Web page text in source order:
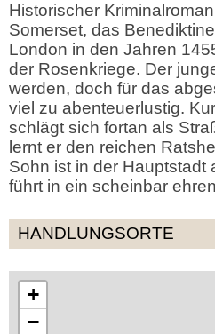
Historischer
Somerset, das
London in den Jahren
der Rosenkriege. Der
werden, doch für das
viel zu abenteuerlustig.
schlägt sich fortan als
lernt er den reichen
Sohn ist in der Hauptstadt
führt in ein scheinbar
HANDLUNGSORTE
+
−